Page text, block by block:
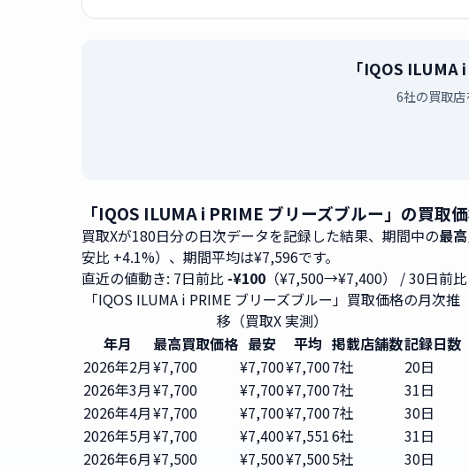
「IQOS
6社の買取店
「IQOS ILUMA i PRIME ブリーズブルー」の買取
買取Xが180日分の日次データを記録した結果、期間中の最
安比 +4.1%）、期間平均は¥7,596です。
直近の値動き: 7日前比 -¥100 （¥7,500→¥7,400） / 30日前比
「IQOS ILUMA i PRIME ブリーズブルー」買取価格の月次推
移（買取X 実測）
年月
最高買取価格 最安 平均 掲載店舗数記録日数
2026年2月¥7,700 ¥7,700¥7,7007社
20日
2026年3月¥7,700 ¥7,700¥7,7007社
31日
2026年4月¥7,700 ¥7,700¥7,7007社
30日
2026年5月¥7,700 ¥7,400¥7,5516社
31日
2026年6月¥7,500 ¥7,500¥7,5005社
30日